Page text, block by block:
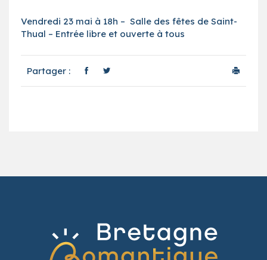
Vendredi 23 mai à 18h – Salle des fêtes de Saint-
Thual – Entrée libre et ouverte à tous
Partager :